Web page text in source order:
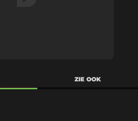
ZIE OOK